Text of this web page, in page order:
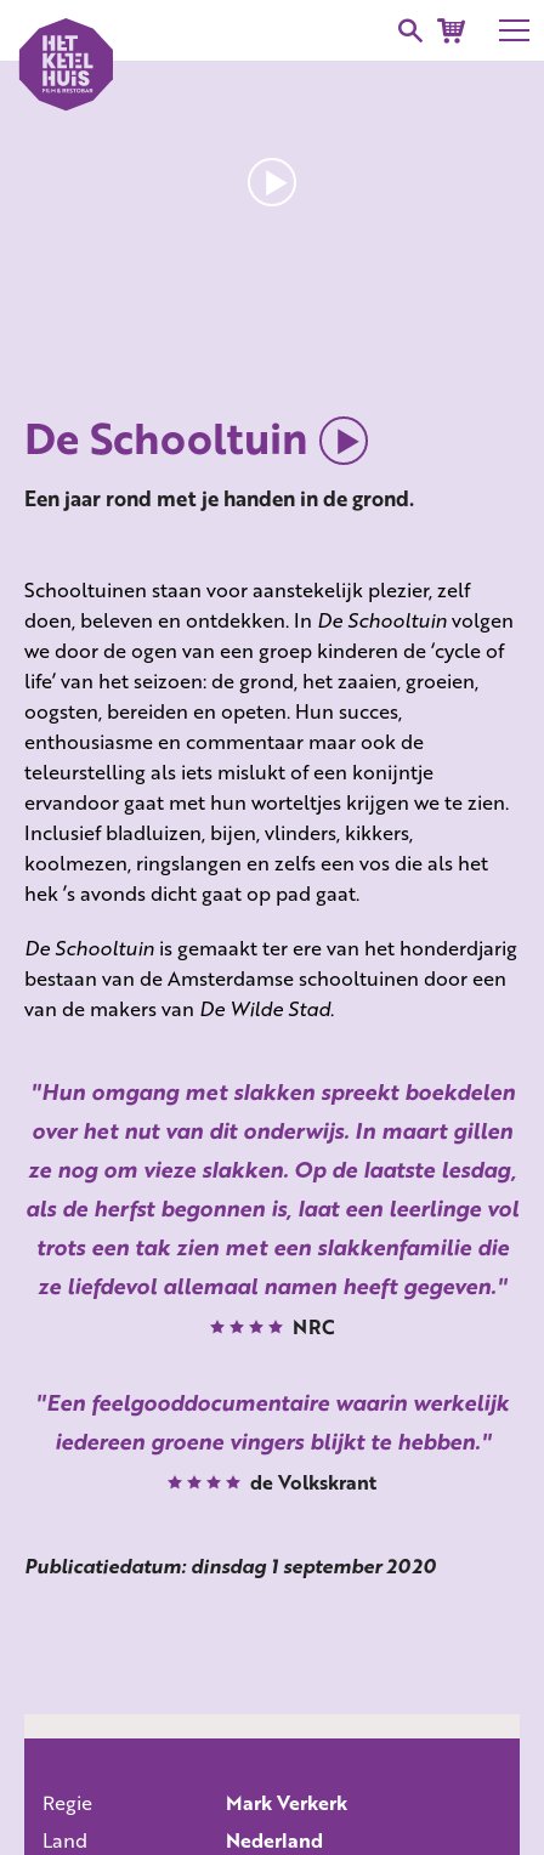
De Schooltuin
Een jaar rond met je handen in de grond.
Schooltuinen staan voor aanstekelijk plezier, zelf
doen, beleven en ontdekken. In De Schooltuinvolgen
we door de ogen van een groep kinderen de ‘cycle of
life’ van het seizoen: de grond, het zaaien, groeien,
oogsten, bereiden en opeten. Hun succes,
enthousiasme en commentaar maar ook de
teleurstelling als iets mislukt of een konijntje
ervandoor gaat met hun worteltjes krijgen we te zien.
Inclusief bladluizen, bijen, vlinders, kikkers,
koolmezen, ringslangen en zelfs een vos die als het
hek ’s avonds dicht gaat op pad gaat.
De Schooltuin is gemaakt ter ere van het honderdjarig
bestaan van de Amsterdamse schooltuinen door een
van de makers van De Wilde Stad.
Hun omgang met slakken spreekt boekdelen
over het nut van dit onderwijs. In maart gillen
ze nog om vieze slakken. Op de laatste lesdag,
als de herfst begonnen is, laat een leerlinge vol
trots een tak zien met een slakkenfamilie die
ze liefdevol allemaal namen heeft gegeven.
NRC
Een feelgooddocumentaire waarin werkelijk
iedereen groene vingers blijkt te hebben.
de Volkskrant
Publicatiedatum: dinsdag 1 september 2020
Regie
Mark Verkerk
Land
Nederland